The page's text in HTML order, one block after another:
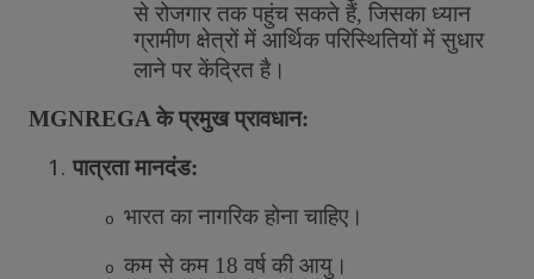
से रोजगार तक पहुंच सकते हैं, जिसका ध्यान
ग्रामीण क्षेत्रों में आर्थिक परिस्थितियों में सुधार
लाने पर केंद्रित है।
MGNREGA के प्रमुख प्रावधान:
1. पात्रता मानदंड:
o भारत का नागरिक होना चाहिए।
o कम से कम 18 वर्ष की आयु।